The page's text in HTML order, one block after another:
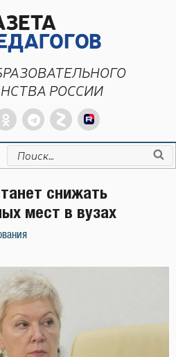
РОССИИ
Искать:
снижать
мест в вузах